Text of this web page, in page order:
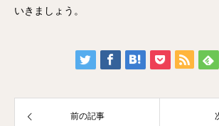
いきましょう。
前の記事